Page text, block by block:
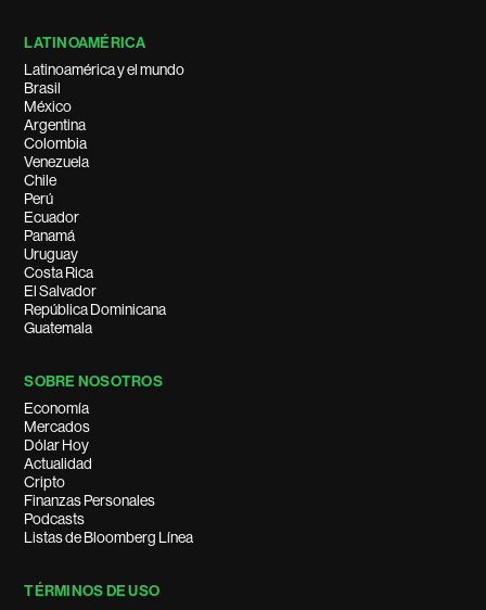
LATINOAMÉRICA
Latinoamérica y el mundo
Brasil
México
Argentina
Colombia
Venezuela
Chile
Perú
Ecuador
Panamá
Uruguay
Costa Rica
El Salvador
República Dominicana
Guatemala
SOBRE NOSOTROS
Economía
Mercados
Dólar Hoy
Actualidad
Cripto
Finanzas Personales
Podcasts
Listas de Bloomberg Línea
TÉRMINOS DE USO